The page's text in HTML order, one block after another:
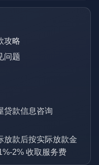
攻略
问题
贷款信息咨询
放款后按实际放款金
2% 收取服务费